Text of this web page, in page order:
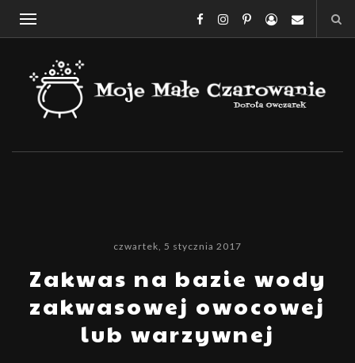
czwartek, 5 stycznia 2017
Zakwas na bazie wody
zakwasowej owocowej
lub warzywnej